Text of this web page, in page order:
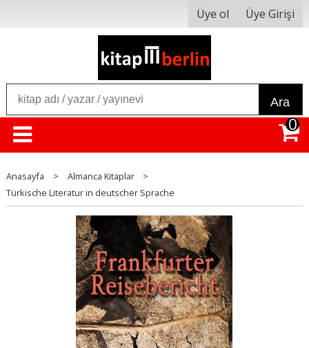
Üye ol Üye Girişi
Ara
0
Anasayfa > Almanca Kitaplar
>
Türkische Literatur in deutscher Sprache